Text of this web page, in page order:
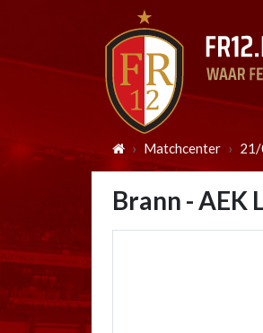
Matchcenter 21/
Brann - AEK